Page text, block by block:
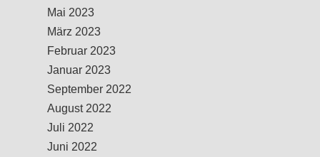
Mai 2023
März 2023
Februar 2023
Januar 2023
September 2022
August 2022
Juli 2022
Juni 2022